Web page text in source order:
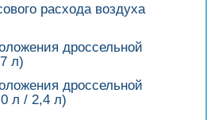
расхода воздуха
дроссельной
л)
дроссельной
л / 2,4 л)